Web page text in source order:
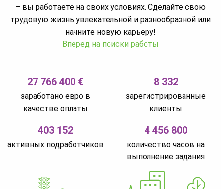
– вы работаете на своих условиях. Сделайте свою
трудовую жизнь увлекательной и разнообразной или
начните новую карьеру!
Вперед на поиски работы
27 766 400 €
заработано евро в
качестве оплаты
8 332
зарегистрированные
клиенты
403 152
активных подработчиков
4 456 800
количество часов на
выполнение задания